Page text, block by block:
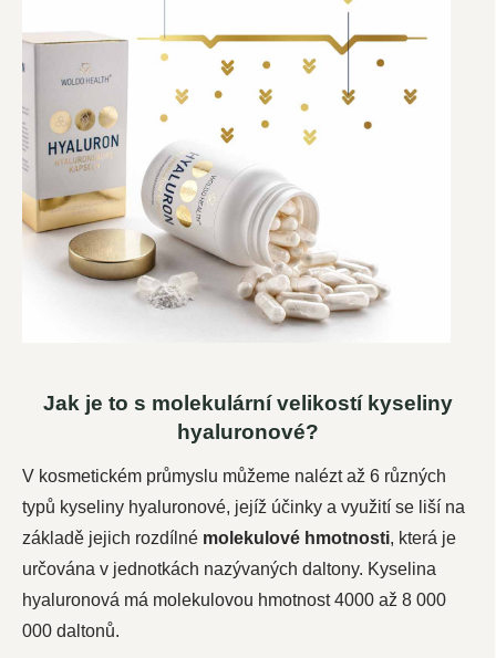
Jak je to s molekulární velikostí kyseliny
hyaluronové?
V kosmetickém průmyslu můžeme nalézt až 6 různých
typů kyseliny hyaluronové, jejíž účinky a využití se liší na
základě jejich rozdílné molekulové hmotnosti, která je
určována v jednotkách nazývaných daltony. Kyselina
hyaluronová má molekulovou hmotnost 4000 až 8 000
000 daltonů.